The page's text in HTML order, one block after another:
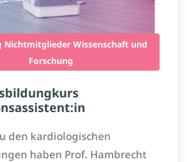
Nichtmitglieder Wissenschaft und
Forschung
den kardiologischen
haben Prof. Hambrecht